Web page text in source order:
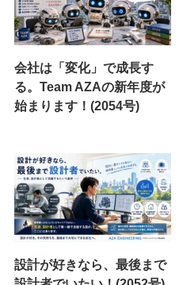
会社は「変化」で成長す
る。Team AZAの新年度が
始まります！(2054号)
設計が好きなら、最後まで